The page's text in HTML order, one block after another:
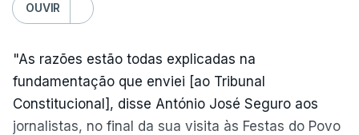
OUVIR
"As razões estão todas explicadas na
fundamentação que enviei [ao Tribunal
Constitucional], disse António José Seguro aos
jornalistas, no final da sua visita às Festas do Povo